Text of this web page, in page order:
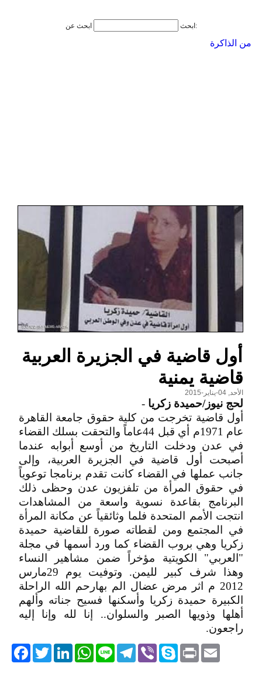
ابحث ابحث عن:
من الذاكرة
أول قاضية في الجزيرة العربية
قاضية يمنية
الأحد, 04-يناير-2015
لحج نيوز/حميدة زكريا -
أول قاضية تخرجت من كلية حقوق جامعة القاهرة
عام 1971م أي قبل 44عاماً والتحقت بسلك القضاء
في عدن ودخلت التاريخ من أوسع أبوابه عندما
أصبحت أول قاضية في الجزيرة العربية، وإلى
جانب عملها في القضاء كانت تقدم برنامجا توعوياً
في حقوق المرأة من تلفزيون عدن وحظى ذلك
البرنامج بقاعدة نسوية واسعة من المشاهدات
انتجت الأمم المتحدة فلما وثائقياً عن مكانة المرأة
في المجتمع ومن لقطاته صورة للقاضية حميدة
زكريا وهي بروب القضاء كما ورد أسمها في مجلة
"العربي" الكويتية مؤخراً ضمن مشاهير النساء
وهذا شرف كبير لليمن. وتوفيت يوم 29مارس
2012 م اثر مرض عضال الم بهارحم الله الراحلة
الكبيرة حميدة زكريا وأسكنها فسيح جناته وألهم
أهلها وذويها الصبر والسلوان.. إنا لله وإنا إليه
راجعون.
TwitterLinkedIn
WhatsApp Line
Telegram ViberSkype PrintEmail